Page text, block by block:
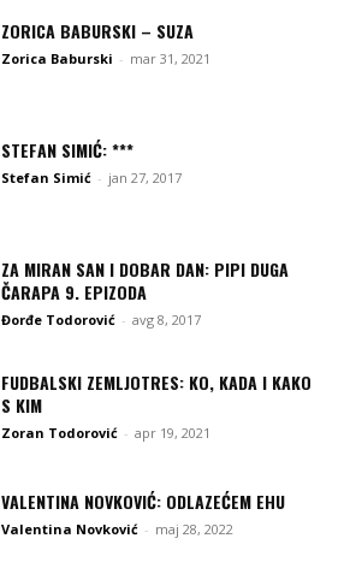
ZORICA BABURSKI – SUZA
Zorica Baburski - mar 31, 2021
STEFAN SIMIĆ: ***
Stefan Simić - jan 27, 2017
ZA MIRAN SAN I DOBAR DAN: PIPI DUGA
ČARAPA 9. EPIZODA
Đorđe Todorović - avg 8, 2017
FUDBALSKI ZEMLJOTRES: KO, KADA I KAKO
S KIM
Zoran Todorović - apr 19, 2021
VALENTINA NOVKOVIĆ: ODLAZEĆEM EHU
Valentina Novković - maj 28, 2022